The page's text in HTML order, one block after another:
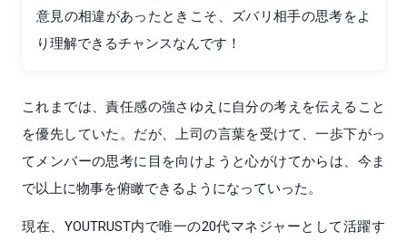
意見の相違があったときこそ、ズバリ相手の思考をよ
り理解できるチャンスなんです！
これまでは、責任感の強さゆえに自分の考えを伝えること
を優先していた。だが、上司の言葉を受けて、一歩下がっ
てメンバーの思考に目を向けようと心がけてからは、今ま
で以上に物事を俯瞰できるようになっていった。
現在、YOUTRUST内で唯一の20代マネジャーとして活躍す